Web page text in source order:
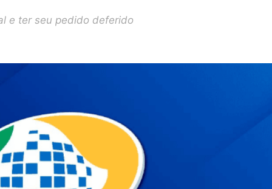
e ter seu pedido deferido